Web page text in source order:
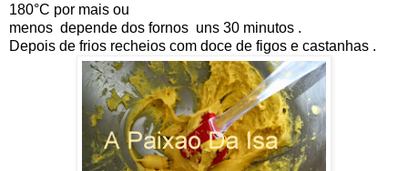
180°C por mais ou
menos depende dos fornos uns 30 minutos .
Depois de frios recheios com doce de figos e castanhas .